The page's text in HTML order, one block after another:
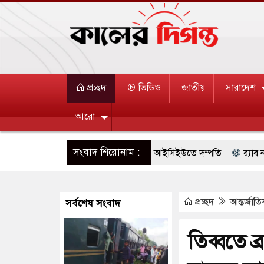
প্রচ্ছদ ভিডিও জাতীয় সারাদেশ
আরো
সংবাদ শিরোনাম :
হাইকমিশনারের বাসভবনে আগুন, আইসিইউতে দম্পতি র‌্যাব নাম
গুলিতে শিক্ষক নিহত, হামলাকারীর আত্মহত্যা হামলা চালালে
নিরাপত্তা তল্লাশিতে ছাড় দেওয়া হবে না: মন্ত্রী বিদেশের
বা না থাকুক, ইরানে একক সামরিক পদক্ষেপের ইঙ্গিত বায়তুল
প্রচ্ছদ
তিব্বতে
সর্বশেষ সংবাদ